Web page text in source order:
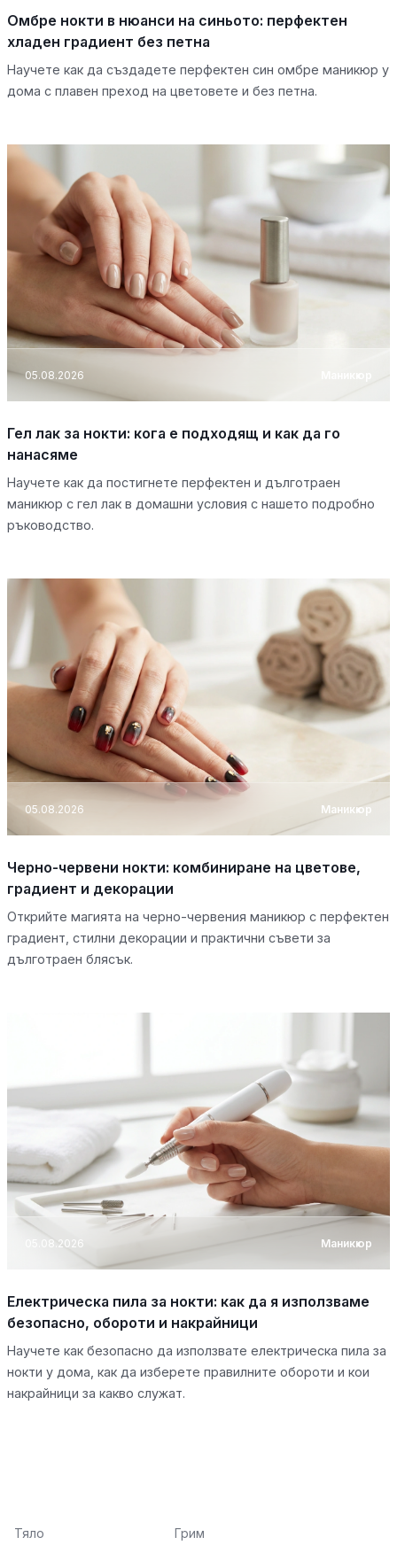
Омбре нокти в нюанси на синьото: перфектен
хладен градиент без петна
Научете как да създадете перфектен син омбре маникюр у
дома с плавен преход на цветовете и без петна.
05.08.2026
Гел лак за нокти: кога е подходящ и как да го
нанасяме
Научете как да постигнете перфектен и дълготраен
маникюр с гел лак в домашни условия с нашето подробно
ръководство.
05.08.2026 Маникюр
Черно-червени нокти: комбиниране на цветове,
градиент и декорации
Открийте магията на черно-червения маникюр с перфектен
градиент, стилни декорации и практични съвети за
дълготраен блясък.
05.08.2026 Маникюр
Електрическа пила за нокти: как да я използваме
безопасно, обороти и накрайници
Научете как безопасно да използвате електрическа пила за
нокти у дома, как да изберете правилните обороти и кои
накрайници за какво служат.
Тяло
Грим